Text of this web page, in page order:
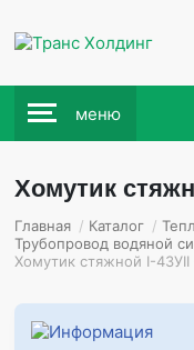
меню
Хомутик
Главная / Каталог /
Трубопровод водяной
Хомутик стяжной I-